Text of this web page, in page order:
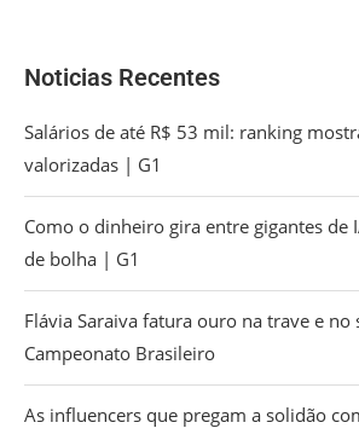
Noticias Recentes
Salários de até R$ 53 mil: ranking
valorizadas | G1
Como o dinheiro gira entre gigantes de
de bolha | G1
Flávia Saraiva fatura ouro na trave e no
Campeonato Brasileiro
As influencers que pregam a solidão